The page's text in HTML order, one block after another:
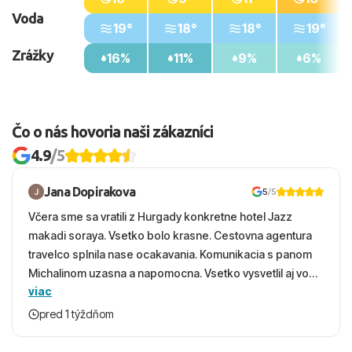
Voda
Zrážky
19°
16%
18°
11%
18°
9%
19°
6%
Čo o nás hovoria naši zákazníci
4.9/5
Jana Dopirakova 5/5
Včera sme sa vratili z Hurgady konkretne hotel Jazz
makadi soraya. Vsetko bolo krasne. Cestovna agentura
travelco splnila nase ocakavania. Komunikacia s panom
Michalinom uzasna a napomocna. Vsetko vysvetlil aj vo
vecernych hodinach zaco sa ospravedlnujem. Hotel
krasny, cisty. Sluzby top. Strava, prostredie, more,
viac
pred 1 týždňom